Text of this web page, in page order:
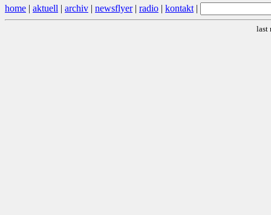
home | aktuell | archiv | newsflyer| radio | kontakt |
last